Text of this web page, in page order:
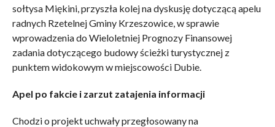
sołtysa Miękini, przyszła kolej na dyskusję dotyczącą apelu
radnych Rzetelnej Gminy Krzeszowice, w sprawie
wprowadzenia do Wieloletniej Prognozy Finansowej
zadania dotyczącego budowy ścieżki turystycznej z
punktem widokowym w miejscowości Dubie.
Apel po fakcie i zarzut zatajenia informacji
Chodzi o projekt uchwały przegłosowany na